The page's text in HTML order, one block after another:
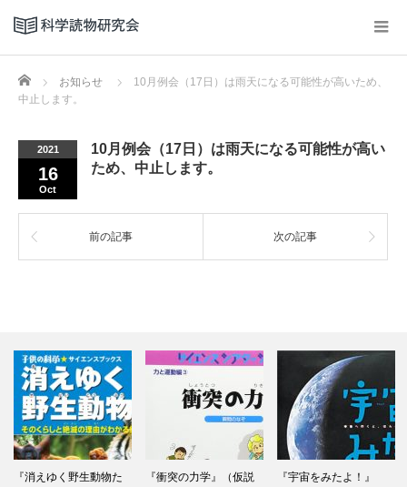
Home お知らせ
10月例会（17日）は雨天になる可能性が高いため、
中止します。
2021
16
Oct
10月例会（17日）は雨天になる可能性が高い
ため、中止します。
前の記事 次の記事
『消えゆく野生動物た
『衝突の力学』（仮説
『宇宙をみたよ！』